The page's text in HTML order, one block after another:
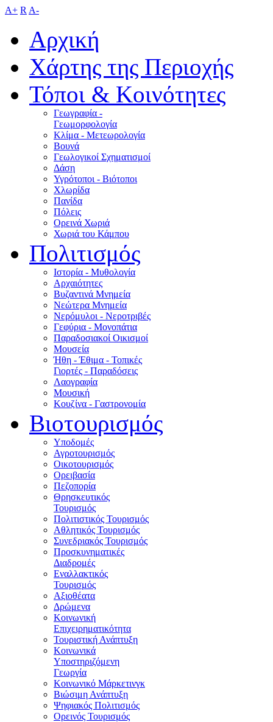
A+ R A-
Αρχική
Χάρτης της Περιοχής
Τόποι & Κοινότητες
Γεωγραφία -
Γεωμορφολογία
Κλίμα - Mετεωρολογία
Βουνά
Γεωλογικοί Σχηματισμοί
Δάση
Υγρότοποι - Βιότοποι
Χλωρίδα
Πανίδα
Πόλεις
Ορεινά Χωριά
Χωριά του Κάμπου
Πολιτισμός
Ιστορία - Μυθολογία
Αρχαιότητες
Βυζαντινά Μνημεία
Νεώτερα Μνημεία
Νερόμυλοι - Nεροτριβές
Γεφύρια - Μονοπάτια
Παραδοσιακοί Οικισμοί
Μουσεία
Ήθη - Έθιμα - Τοπικές
Γιορτές - Παραδόσεις
Λαογραφία
Μουσική
Κουζίνα - Γαστρονομία
Βιοτουρισμός
Υποδομές
Αγροτουρισμός
Οικοτουρισμός
Ορειβασία
Πεζοπορία
Θρησκευτικός
Τουρισμός
Πολιτιστικός Τουρισμός
Αθλητικός Τουρισμός
Συνεδριακός Τουρισμός
Προσκυνηματικές
Διαδρομές
Εναλλακτικός
Τουρισμός
Αξιοθέατα
Δρώμενα
Κοινωνική
Επιχειρηματικότητα
Τουριστική Ανάπτυξη
Κοινωνικά
Υποστηριζόμενη
Γεωργία
Κοινωνικό Μάρκετινγκ
Βιώσιμη Ανάπτυξη
Ψηφιακός Πολιτισμός
Ορεινός Τουρισμός